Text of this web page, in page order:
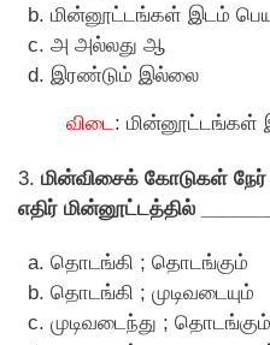
மின்னூட்டங்கள் இடம்
அ அல்லது ஆ
இரண்டும் இல்லை
விடை: மின்னூட்டங்கள்
3. மின்விசைக் காேடுகள்
எதிர் மின்னூட்டத்தில்
தாெடங்கி ; தாெடங்கும்
தாெடங்கி ; முடிவடையும்
முடிவடைந்து ; தாெடங்கும்